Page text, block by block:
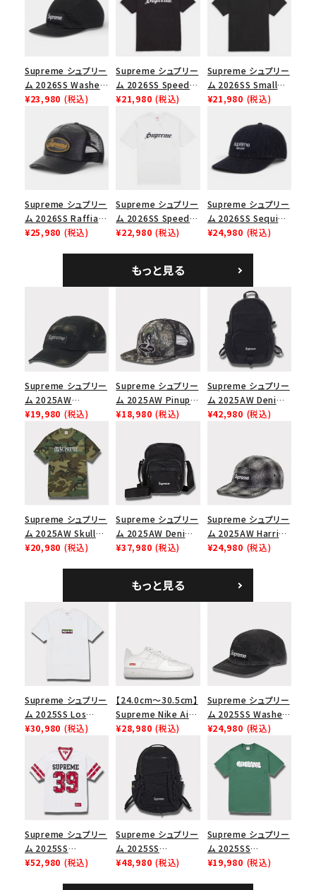
並び順
円 ～
円
Supreme シュプリー
ム 2026SS Washed
Chino Twill Camp
ノツイル キャンプキャ
ップ ブラック
¥23,980 (税込)
Supreme シュプリー
ム 2026SS Speed
Tee スピードTシャツ
¥21,980 (税込)
Supreme シュプリー
ム 2026SS Small
Box Tee スモールボ
¥21,980 (税込)
Supreme シュプリー
ム 2026SS Raffia
Mesh Back 5-Panel
¥25,980 (税込)
Supreme シュプリー
ム 2026SS Speed
Tee スピードTシャツ
¥22,980 (税込)
Supreme シュプリー
ム 2026SS Sequin
Denim Classic
シックロゴ 6パネルキ
ャップ ブラック
¥24,980 (税込)
もっと見る
Supreme シュプリー
ム 2025AW
Overdyed Camp
Cap オーバーダイド
キャンプキャップ ブ
ラック
¥19,980 (税込)
Supreme シュプリー
ム 2025AW Pinup
Mesh Back 5-Panel
ュバック 5パネルキャ
ップ トゥルーティン
バーHTC フォールカ
¥18,980 (税込)
Supreme シュプリー
ム 2025AW Denim
Backpack デニム バ
¥42,980 (税込)
Supreme シュプリー
ム 2025AW Skull
Tee スカル Tシャ
¥20,980 (税込)
Supreme シュプリー
ム 2025AW Denim
Shoulder Bag デニ
¥37,980 (税込)
Supreme シュプリー
ム 2025AW Harris
Tweed Camp Cap
¥24,980 (税込)
もっと見る
Supreme シュプリー
ム 2025SS Los
Angeles Fire Relief
イヤーリリーフボック
スロゴTシャツ ホワ
イト 白
¥30,980 (税込)
【24.0cm～30.5cm】
Supreme Nike Air
Force 1 Low シュプ
リーム ナイキエアフォ
ース１スニーカー シ
ューズ ホワイト
¥28,980 (税込)
Supreme シュプリー
ム 2025SS Washed
Chino Twill Camp
Cap ウォッシュチノツ
イルキャンプキャップ
ブラック 黒
¥24,980 (税込)
Supreme シュプリー
ム 2025SS
Bandana Football
¥52,980 (税込)
Supreme シュプリー
ム 2025SS
Backpack バックパッ
¥48,980 (税込)
Supreme シュプリー
ム 2025SS
Homerun Tee ホー
¥19,980 (税込)